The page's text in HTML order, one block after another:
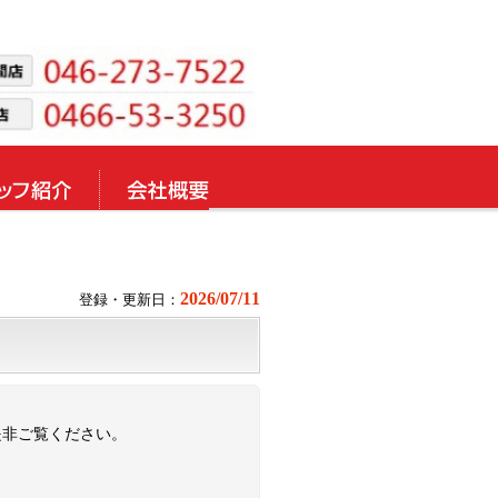
登録・更新日： 2026/07/11
ご覧ください。